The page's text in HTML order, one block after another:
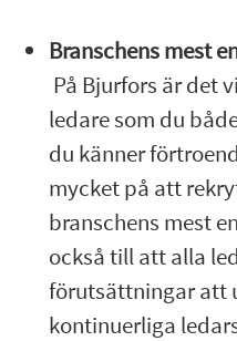
Branschens mest
På Bjurfors är det
ledare som du
du känner
mycket på att
branschens mest
också till att alla
förutsättningar att
kontinuerliga